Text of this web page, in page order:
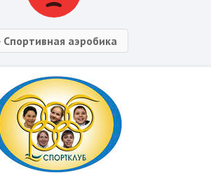
Спортивная аэробика